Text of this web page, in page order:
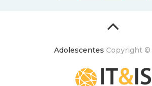
Adolescentes Copyright ©